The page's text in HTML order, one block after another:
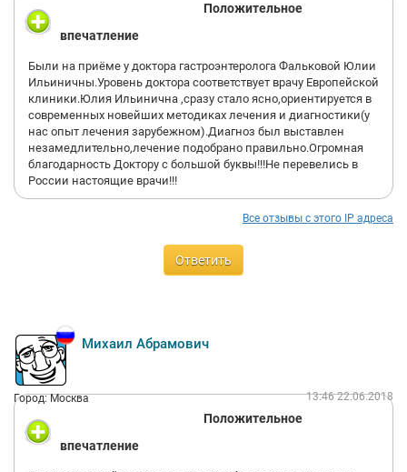
Положительное
впечатление
Были на приёме у доктора гастроэнтеролога Фальковой Юлии
Ильиничны.Уровень доктора соответствует врачу Европейской
клиники.Юлия Ильинична ,сразу стало ясно,ориентируется в
современных новейших методиках лечения и диагностики(у
нас опыт лечения зарубежном).Диагноз был выставлен
незамедлительно,лечение подобрано правильно.Огромная
благодарность Доктору с большой буквы!!!Не перевелись в
России настоящие врачи!!!
Все отзывы с этого IP адреса
Ответить
Михаил Абрамович
Город: Москва 13:46 22.06.2018
Положительное
впечатление